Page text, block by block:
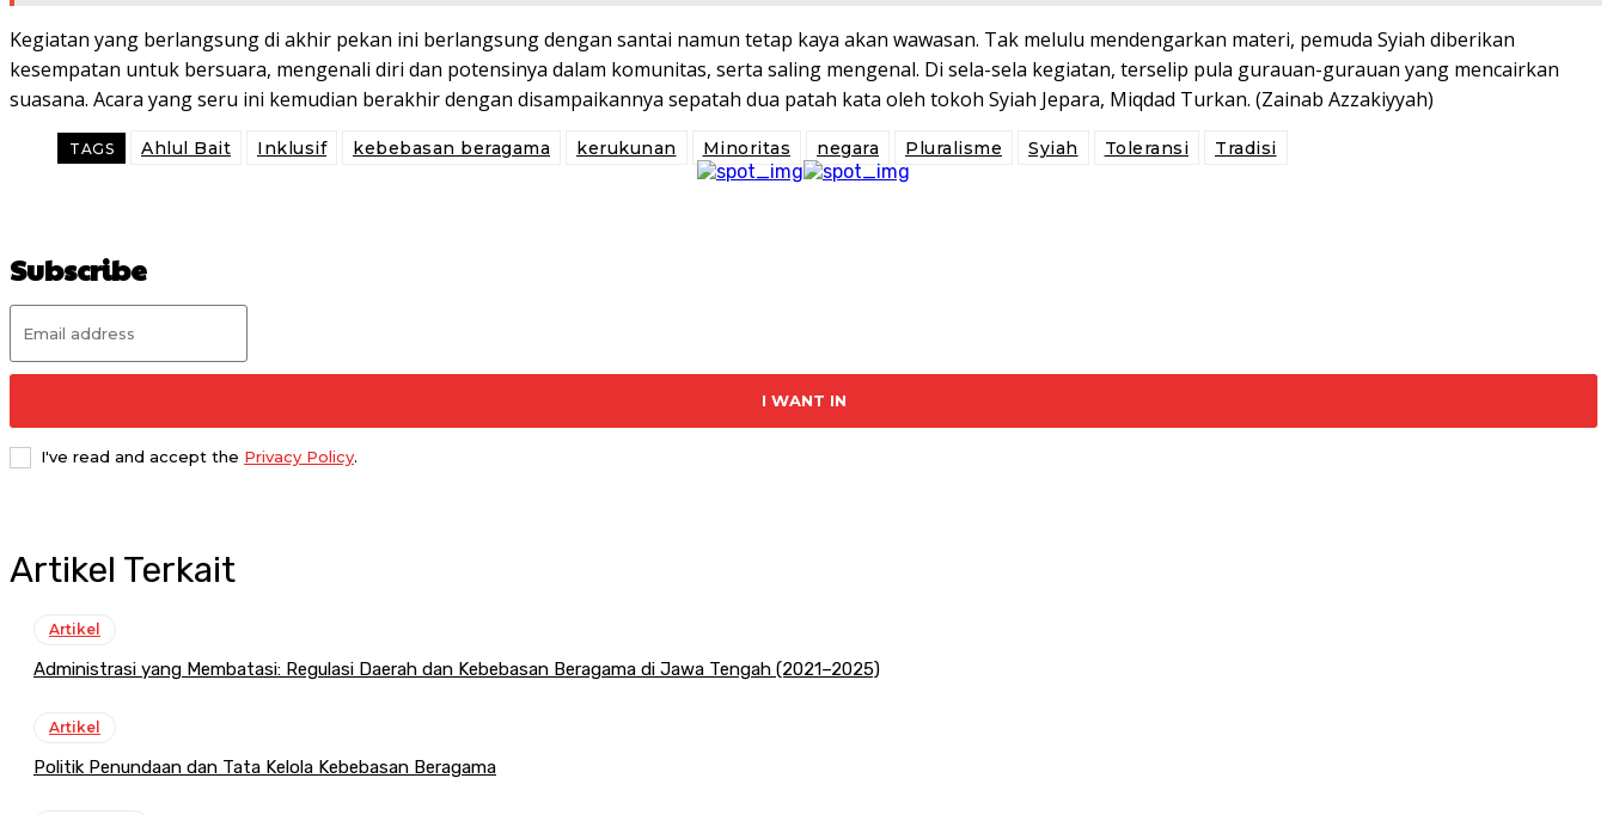
Kegiatan yang berlangsung di akhir pekan ini berlangsung dengan santai namun tetap kaya akan wawasan. Tak melulu mendengarkan materi, pemuda Syiah diberikan
kesempatan untuk bersuara, mengenali diri dan potensinya dalam komunitas, serta saling mengenal. Di sela-sela kegiatan, terselip pula gurauan-gurauan yang mencairkan
suasana. Acara yang seru ini kemudian berakhir dengan disampaikannya sepatah dua patah kata oleh tokoh Syiah Jepara, Miqdad Turkan. (Zainab Azzakiyyah)
TAGS Ahlul Bait Inklusif kebebasan beragama kerukunan Minoritas negara Pluralisme Syiah Toleransi Tradisi
Subscribe
I WANT IN
I've read and accept the Privacy Policy.
Artikel Terkait
Artikel
Administrasi yang Membatasi: Regulasi Daerah dan Kebebasan Beragama di Jawa Tengah (2021–2025)
Artikel
Politik Penundaan dan Tata Kelola Kebebasan Beragama